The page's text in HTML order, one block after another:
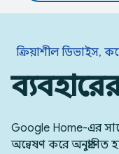
ক্রিয়াশীল ডিভাইস,
Google Home-এর
অন্বেষণ করে